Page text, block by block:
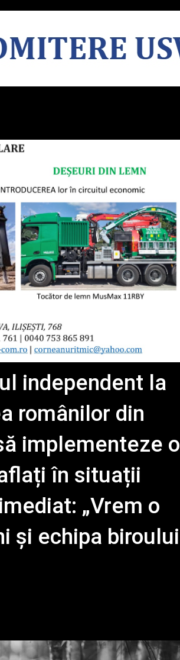
independent la
românilor din
implementeze o
în situații
„Vrem o
și echipa biroului